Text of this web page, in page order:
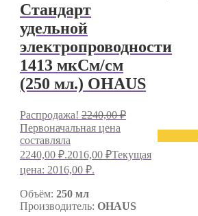
Стандарт
удельной
электропроводности
1413 мкСм/см
(250 мл.) OHAUS
Распродажа! 2240,00₽
Первоначальная цена
составляла
2240,00 ₽.2016,00 ₽Текущая
цена: 2016,00 ₽.
Объём: 250 мл
Производитель: OHAUS